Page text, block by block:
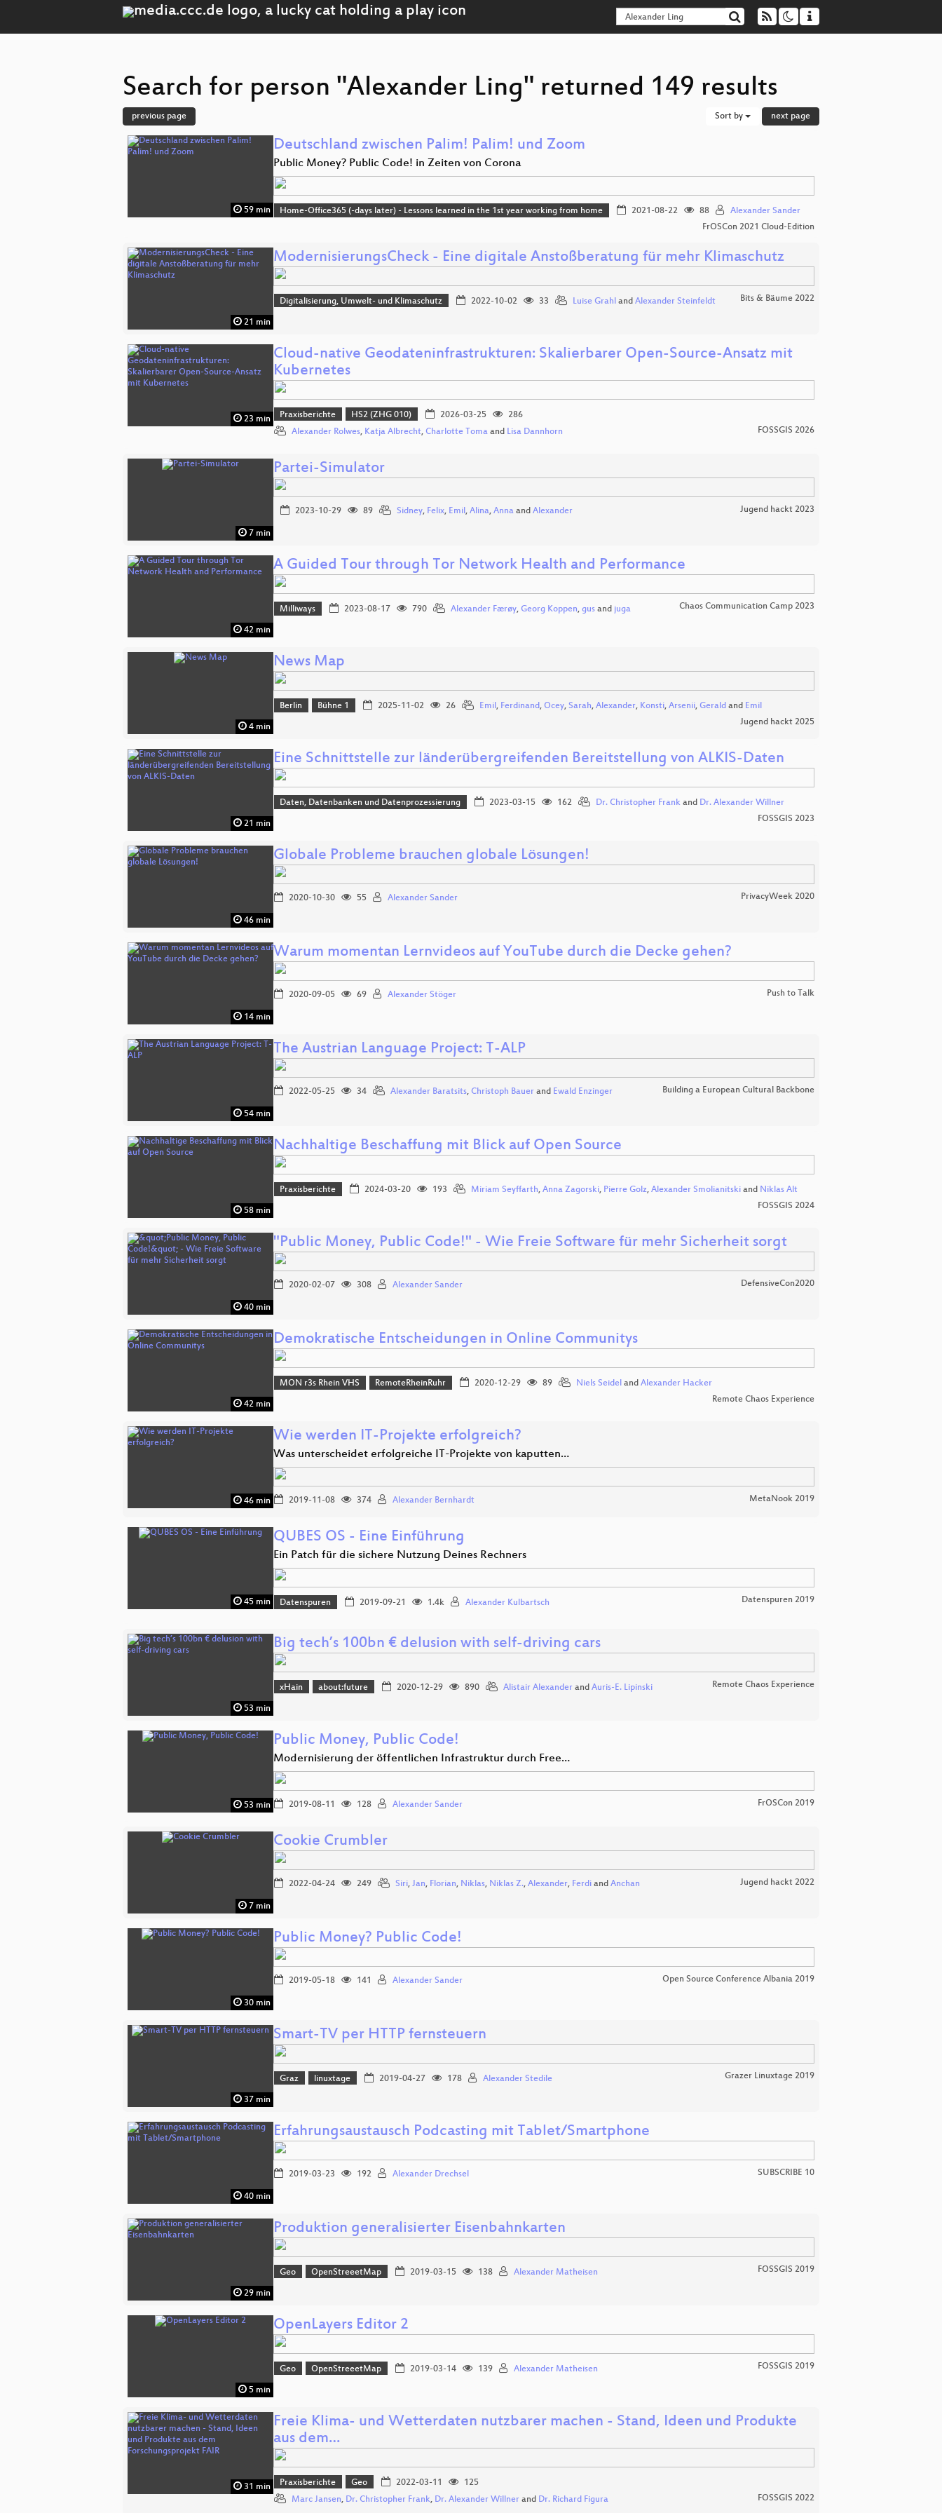
Search for person "Alexander Ling" returned 149 results
previous page Sort by next page
59 min
Deutschland zwischen Palim! Palim! und Zoom
Public Money? Public Code! in Zeiten von Corona
Home-Office365 (-days later) - Lessons learned in the 1st year working from home 2021-08-22 88
Alexander Sander
FrOSCon 2021 Cloud-Edition
21 min
ModernisierungsCheck - Eine digitale Anstoßberatung für mehr Klimaschutz
Digitalisierung, Umwelt- und Klimaschutz 2022-10-02 33 Luise Grahl and Alexander Steinfeldt Bits & Bäume 2022
23 min
Cloud-native Geodateninfrastrukturen: Skalierbarer Open-Source-Ansatz mit
Kubernetes
Praxisberichte HS2 (ZHG 010) 2026-03-25
286
Alexander Rolwes, Katja Albrecht, Charlotte Toma and Lisa Dannhorn FOSSGIS 2026
7 min
Partei-Simulator
2023-10-29 89 Sidney, Felix, Emil, Alina, Anna and Alexander Jugend hackt 2023
42 min
A Guided Tour through Tor Network Health and Performance
Milliways 2023-08-17 790 Alexander Færøy, Georg Koppen, gusand juga Chaos Communication Camp 2023
4 min
News Map
Berlin Bühne 1 2025-11-02 26 Emil, Ferdinand, Ocey, Sarah, Alexander, Konsti, Arsenii, Geraldand Emil
Jugend hackt 2025
21 min
Eine Schnittstelle zur länderübergreifenden Bereitstellung von ALKIS-Daten
Daten, Datenbanken und Datenprozessierung 2023-03-15 162 Dr. Christopher Frankand Dr. Alexander Willner
FOSSGIS 2023
46 min
Globale Probleme brauchen globale Lösungen!
2020-10-30 55 Alexander Sander PrivacyWeek 2020
14 min
Warum momentan Lernvideos auf YouTube durch die Decke gehen?
2020-09-05 69 Alexander Stöger Push to Talk
54 min
The Austrian Language Project: T-ALP
2022-05-25 34 Alexander Baratsits, Christoph Bauer and Ewald Enzinger Building a European Cultural Backbone
58 min
Nachhaltige Beschaffung mit Blick auf Open Source
Praxisberichte 2024-03-20 193 Miriam Seyffarth, Anna Zagorski, Pierre Golz, Alexander Smolianitskiand Niklas Alt
FOSSGIS 2024
40 min
"Public Money, Public Code!" - Wie Freie Software für mehr Sicherheit sorgt
2020-02-07 308 Alexander Sander DefensiveCon2020
42 min
Demokratische Entscheidungen in Online Communitys
MON r3s Rhein VHS RemoteRheinRuhr 2020-12-29 89 Niels Seideland Alexander Hacker
Remote Chaos Experience
46 min
Wie werden IT-Projekte erfolgreich?
Was unterscheidet erfolgreiche IT-Projekte von kaputten…
2019-11-08 374 Alexander Bernhardt MetaNook 2019
45 min
QUBES OS - Eine Einführung
Ein Patch für die sichere Nutzung Deines Rechners
Datenspuren 2019-09-21 1.4k Alexander Kulbartsch Datenspuren 2019
53 min
Big tech’s 100bn € delusion with self-driving cars
xHain about:future 2020-12-29 890 Alistair Alexanderand Auris-E. Lipinski Remote Chaos Experience
53 min
Public Money, Public Code!
Modernisierung der öffentlichen Infrastruktur durch Free…
2019-08-11 128 Alexander Sander FrOSCon 2019
7 min
Cookie Crumbler
2022-04-24 249 Siri, Jan, Florian, Niklas, Niklas Z., Alexander, Ferdi and Anchan Jugend hackt 2022
30 min
Public Money? Public Code!
2019-05-18 141 Alexander Sander Open Source Conference Albania 2019
37 min
Smart-TV per HTTP fernsteuern
Graz linuxtage 2019-04-27 178 Alexander Stedile Grazer Linuxtage 2019
40 min
Erfahrungsaustausch Podcasting mit Tablet/Smartphone
2019-03-23 192 Alexander Drechsel SUBSCRIBE 10
29 min
Produktion generalisierter Eisenbahnkarten
Geo OpenStreeetMap 2019-03-15 138 Alexander Matheisen FOSSGIS 2019
5 min
OpenLayers Editor 2
Geo OpenStreeetMap 2019-03-14 139 Alexander Matheisen FOSSGIS 2019
31 min
Freie Klima- und Wetterdaten nutzbarer machen - Stand, Ideen und Produkte
aus dem…
Praxisberichte Geo 2022-03-11
125
Marc Jansen, Dr. Christopher Frank, Dr. Alexander Willner and Dr. Richard Figura FOSSGIS 2022